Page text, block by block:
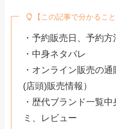
【この記事で分かること
・予約販売日、予約方
・中身ネタバレ
・オンライン販売の
(店頭)販売情報）
・歴代ブランド一覧
ミ、レビュー